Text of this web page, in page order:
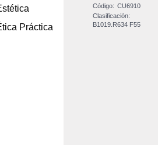
Código: CU6910
Clasificación:
B1019.R634 F55
Práctica